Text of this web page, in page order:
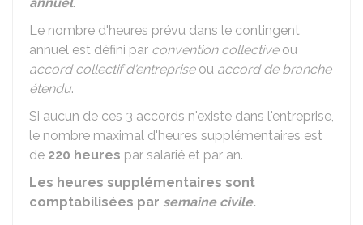
Le nombre d'heures prévu dans le contingent
annuel est défini par convention collectiveou
accord collectif d'entrepriseou accord de branche
étendu.
Si aucun de ces 3 accords n'existe dans l'entreprise,
le nombre maximal d'heures supplémentaires est
de 220 heures par salarié et par an.
Les heures supplémentaires sont
comptabilisées par semaine civile.